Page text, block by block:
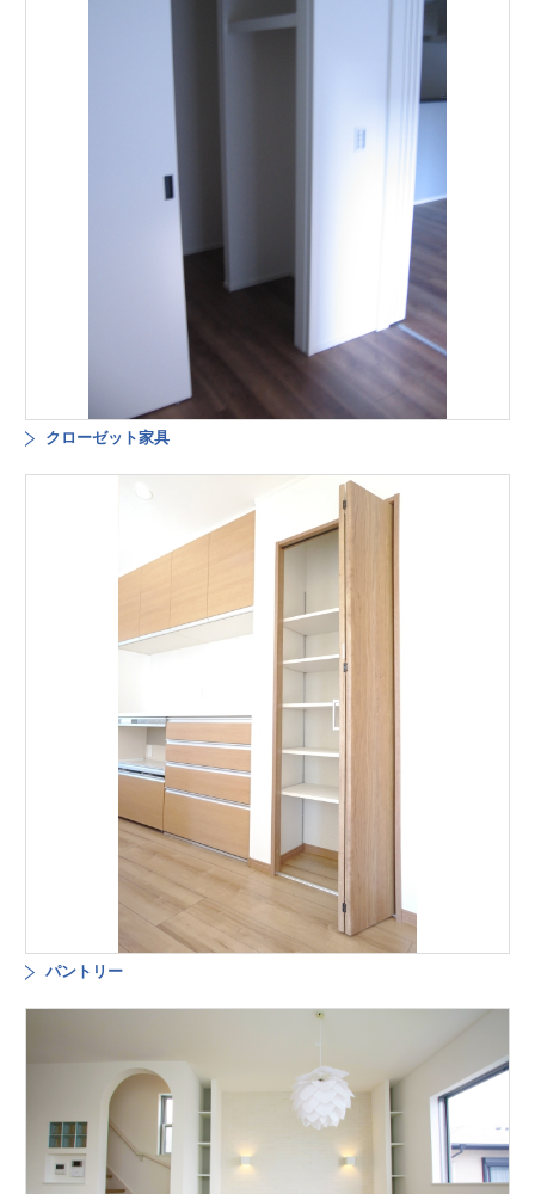
クローゼット家具
パントリー